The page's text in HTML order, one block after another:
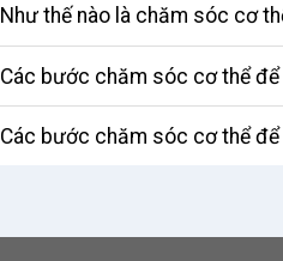
Như thế nào là chăm sóc cơ
Các bước chăm sóc cơ thể để
Các bước chăm sóc cơ thể để